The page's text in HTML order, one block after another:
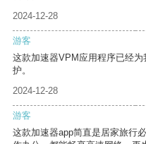
2024-12-28
游客
这款加速器VPM应用程序已经
护。
2024-12-28
游客
这款加速器app简直是居家旅行